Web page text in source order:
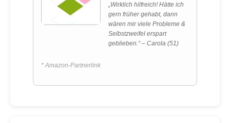
„Wirklich hilfreich! Hätte ich
gern früher gehabt, dann
wären mir viele Probleme &
Selbstzweifel erspart
geblieben.“ – Carola (51)
* Amazon-Partnerlink